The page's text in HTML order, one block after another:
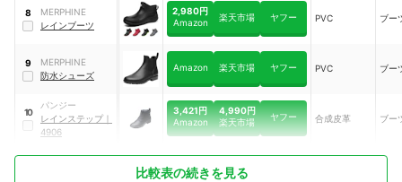
8
MERPHINE
レインブーツ
2,980円
Amazon
楽天市場 ヤフー PVC ブー
9
MERPHINE
防水シューズ
Amazon 楽天市場 ヤフー PVC ブー
10
パンジー
レインステップ｜
4906
3,421円
Amazon
4,990円
楽天市場
ヤフー 合成皮革 ブー
比較表の続きを見る